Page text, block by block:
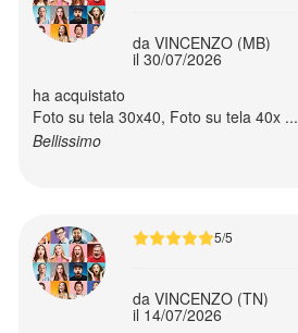
Poster
Segnalibri
da VINCENZO (MB)
il 30/07/2026
ha acquistato
Foto su tela 30x40, Foto su tela 40x ...
Bellissimo
5/5
da VINCENZO (TN)
il 14/07/2026